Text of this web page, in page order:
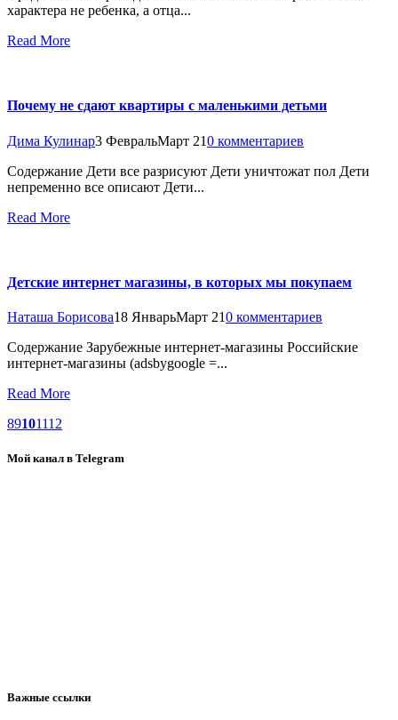
характера не ребенка, а отца...
Read More
Почему не сдают квартиры с маленькими детьми
Дима Кулинар3 ФевральМарт 210 комментариев
Содержание Дети все разрисуют Дети уничтожат пол Дети
непременно все описают Дети...
Read More
Детские интернет магазины, в которых мы покупаем
Наташа Борисова18 ЯнварьМарт 210 комментариев
Содержание Зарубежные интернет-магазины Российские
интернет-магазины (adsbygoogle =...
Read More
89101112
Мой канал в Telegram
Важные ссылки